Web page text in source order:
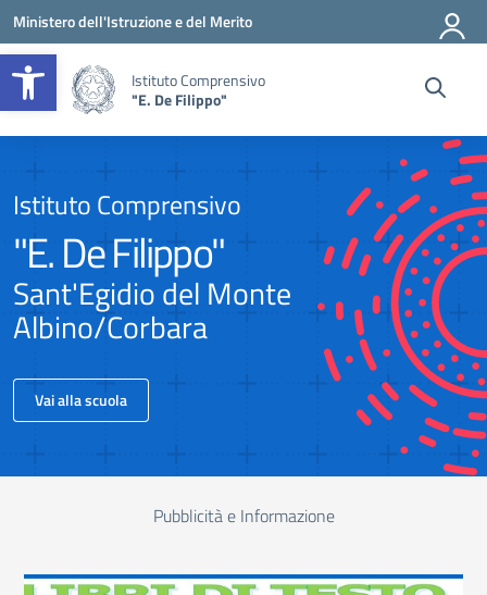
Apri la barra degli strumenti
Vai ai contenuti
Vai al menu di navigazione
Vai al footer
Ministero dell'Istruzione e del Merito
Istituto Comprensivo
"E. De Filippo"
Istituto Comprensivo
"E. De Filippo"
Sant'Egidio del Monte
Albino/Corbara
Vai alla scuola
Pubblicità e Informazione